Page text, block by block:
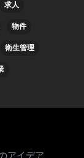
求人
物件
衛生管理
アイデア